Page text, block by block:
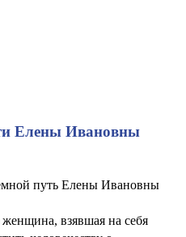
Елены Ивановны
путь Елены Ивановны
взявшая на себя